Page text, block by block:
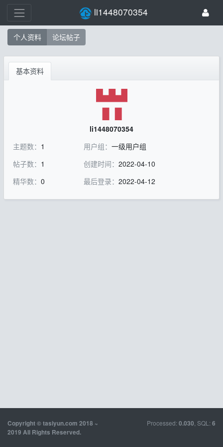
li1448070354
个人资料 论坛帖子
基本资料
li1448070354
主题数： 1
帖子数： 1
精华数： 0
用户组： 一级用户组
创建时间： 2022-04-10
最后登录： 2022-04-12
Copyright © tasiyun.com 2018 ~
2019 All Rights Reserved.
Processed: 0.030 , SQL: 6